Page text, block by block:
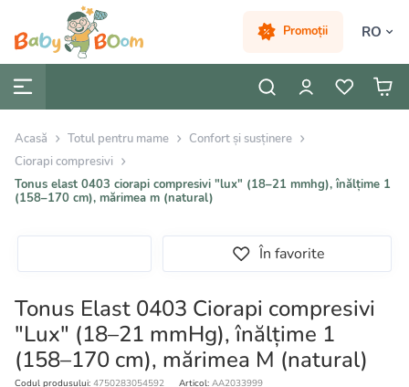
Promoții RO
Acasă Totul pentru mame
Confort și susținere
Ciorapi compresivi
Tonus elast 0403 ciorapi compresivi "lux" (18–21 mmhg), înălțime 1
(158–170 cm), mărimea m (natural)
În favorite
Tonus Elast 0403 Ciorapi compresivi
"Lux" (18–21 mmHg), înălțime 1
(158–170 cm), mărimea M (natural)
Codul produsului: 4750283054592 Articol: AA2033999